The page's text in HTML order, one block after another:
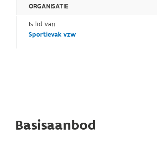
ORGANISATIE
Is lid van
Sportievak vzw
Basisaanbod